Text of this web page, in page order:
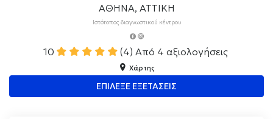
ΑΘΗΝΑ, ΑΤΤΙΚΗ
Ιστότοπος διαγνωστικού κέντρου
10 (4) Από 4 αξιολογήσεις
Χάρτης
ΕΠΙΛΕΞΕ ΕΞΕΤΑΣΕΙΣ